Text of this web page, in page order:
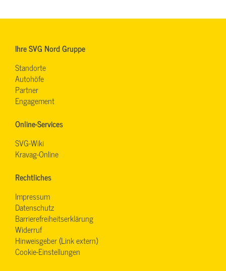
Ihre SVG Nord Gruppe
Standorte
Autohöfe
Partner
Engagement
Online-Services
SVG-Wiki
Kravag-Online
Rechtliches
Impressum
Datenschutz
Barrierefreiheitserklärung
Widerruf
Hinweisgeber (Link extern)
Cookie-Einstellungen